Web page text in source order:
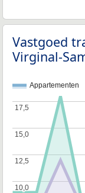
Vastgoed
Virginal-
Appartementen
10,0
10,0
12,5
12,5
15,0
15,0
17,5
17,5